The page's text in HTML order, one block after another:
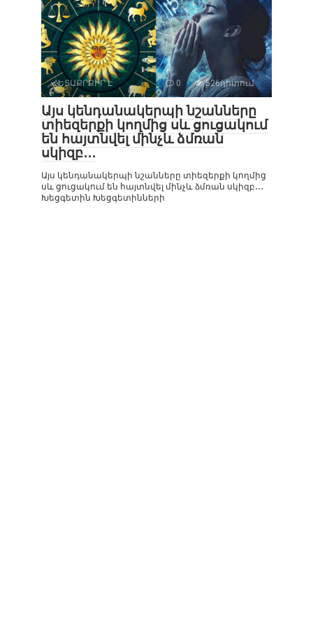
ՀԵՏԱՔՐՔԻՐ Է 0 526դիտում
Այս կենդանակերպի նշանները
տիեզերքի կողմից սև ցուցակում
են հայտնվել մինչև ձմռան
սկիզբ․․․
Այս կենդանակերպի նշանները տիեզերքի կողմից
սև ցուցակում են հայտնվել մինչև ձմռան սկիզբ․․․
Խեցգետին Խեցգետինների